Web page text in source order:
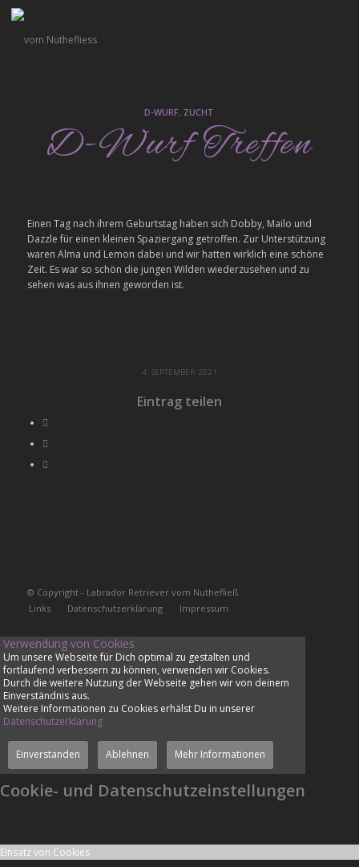
D-WURF, ZUCHT
D-Wurf Treffen
Einen Tag nach ihrem Geburtstag haben sich Dobby, Mailo und
Dazzle für einen kleinen Spaziergang getroffen. Zur Unterstützung
waren Alma und Lemon dabei und wir hatten wirklich eine schöne
Zeit. Es war so schön die jungen Wilden wiederzusehen und zu
sehen was aus ihnen geworden ist.
4. SEPTEMBER 2021
Eintrag teilen
© Copyright - Labrador Retriever vom Nuthefließ
Links
Datenschutzerklärung Impressum
Verwendung von Cookies
Um unsere Webseite für Dich optimal zu gestalten und
fortlaufend verbessern zu können, verwenden wir Cookies.
Durch die weitere Nutzung der Webseite gehen wir von deinem
Einverständnis aus.
Weitere Informationen zu Cookies erhälst Du in unserer
Datenschutzerklärung
Einverstanden Ablehnen Mehr Informationen
Cookie- und Datenschutzeinstellungen
Einsatz von Cookies